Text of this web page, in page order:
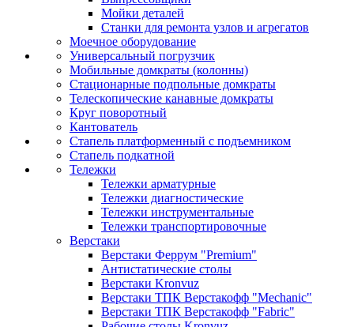
Мойки деталей
Станки для ремонта узлов и агрегатов
Моечное оборудование
Универсальный погрузчик
Мобильные домкраты (колонны)
Стационарные подпольные домкраты
Телескопические канавные домкраты
Круг поворотный
Кантователь
Стапель платформенный с подъемником
Стапель подкатной
Тележки
Тележки арматурные
Тележки диагностические
Тележки инструментальные
Тележки транспортировочные
Верстаки
Верстаки Феррум "Premium"
Антистатические столы
Верстаки Kronvuz
Верстаки ТПК Верстакофф "Mechanic"
Верстаки ТПК Верстакофф "Fabric"